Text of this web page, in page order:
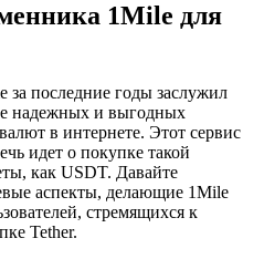
1Mile для
последние годы заслужил
надежных и выгодных
в интернете. Этот сервис
идет о покупке такой
как USDT. Давайте
аспекты, делающие 1Mile
стремящихся к
Tether.